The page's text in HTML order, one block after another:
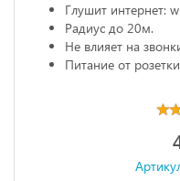
Глушит интернет:
Радиус до 20м.
Не влияет на
Питание от розетки